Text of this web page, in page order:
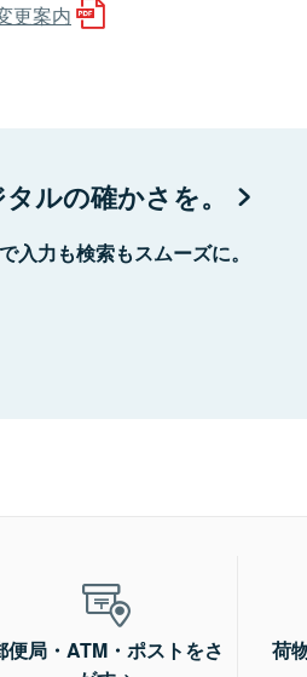
更案内
ルの確かさを。
入力も検索もスムーズに。
便局・ATM・ポストをさ
荷